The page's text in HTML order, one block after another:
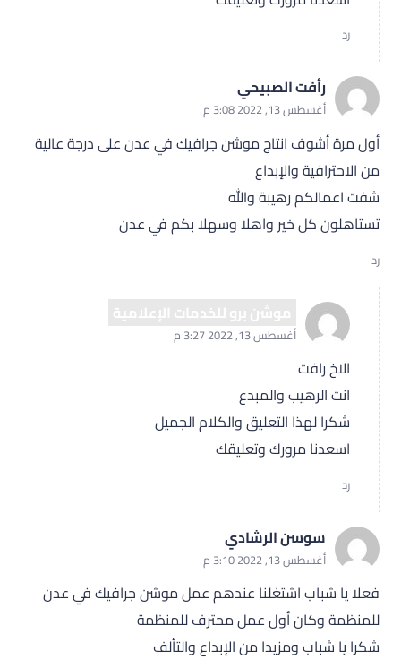
رد
رأفت الصبيحي
أغسطس 13, 2022 3:08 م
أول مرة أشوف انتاج موشن جرافيك في عدن على درجة عالية
من الاحترافية والإبداع
شفت اعمالكم رهيبة والله
تستاهلون كل خير واهلا وسهلا بكم في عدن
رد
أغسطس 13, 2022 3:27 م
الاخ رافت
انت الرهيب والمبدع
شكرا لهذا التعليق والكلام الجميل
اسعدنا مرورك وتعليقك
رد
سوسن الرشادي
أغسطس 13, 2022 3:10 م
فعلا يا شباب اشتغلنا عندهم عمل موشن جرافيك في عدن
للمنظمة وكان أول عمل محترف للمنظمة
شكرا يا شباب ومزيدا من الإبداع والتألف